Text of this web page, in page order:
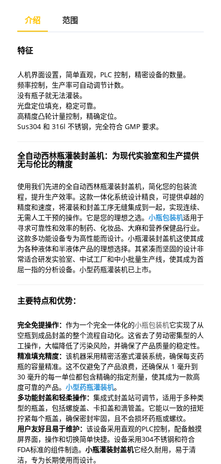
介绍 范围
特征
人机界面设置，简单直观，PLC 控制，精密设备的数量。
频率控制，生产率可自动调节计数。
没有瓶子就无法灌装。
光盘定位填充，稳定可靠。
高精度凸轮计量控制，精确定位。
Sus304 和 316l 不锈钢，完全符合 GMP 要求。
全自动西林瓶灌装封盖机：为现代实验室和生产提供
无与伦比的精度
使用我们先进的全自动西林瓶灌装封盖机，简化您的包装流
程，提升生产效率。这款一体化系统设计精良，可提供卓越的
精度和速度，将灌装和封盖工序无缝集成到一起，实现连续、
无需人工干预的操作。它是您的理想之选。 小瓶包装机适用于
寻求可靠性和效率的制药、化妆品、大麻和营养保健品行业。
这款多功能设备专为高性能而设计。 小瓶灌装封盖机这使其成
为各种液体和半液体产品的理想选择。其紧凑而坚固的设计非
常适合研发实验室、中试工厂和中小批量生产线，使其成为首
屈一指的分析设备。 小型药瓶灌装机已上市。
主要特点和优势：
完全免提操作： 作为一个完全一体化的小瓶包装机它实现了从
空瓶到成品封盖的整个流程自动化。这省去了劳动密集型的人
工操作，大幅降低了污染风险，并确保了产品质量的稳定性。
精准填充精度： 该机器采用精密活塞式灌装系统，确保每支药
瓶的容量精准。这不仅避免了产品浪费，还确保从 1 毫升到
30 毫升的每一单位都包含精确的指定剂量，使其成为一款高
度可靠的产品。 小型药瓶灌装机。
多功能封盖和轻柔操作： 集成式封盖站可调节，适用于多种类
型的瓶盖，包括螺旋盖、卡扣盖和滴管盖。它能以一致的扭矩
拧紧每个瓶盖，确保密封牢固，且不会损坏药瓶或螺纹。
用户友好且易于维护： 该设备采用直观的PLC控制，配备触摸
屏界面，操作和切换简单快捷。设备采用304不锈钢和符合
FDA标准的组件制造。 小瓶灌装封盖机它经久耐用，易于清
洁，专为长期使用而设计。